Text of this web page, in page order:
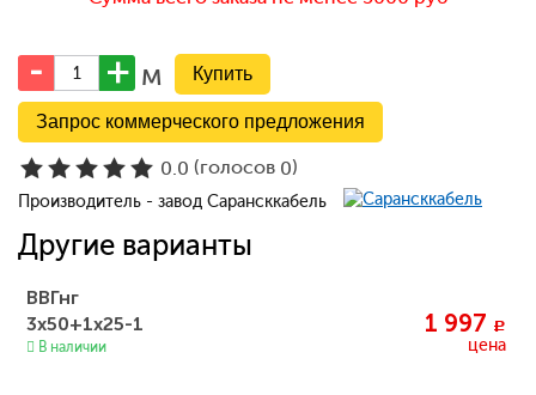
м
Запрос коммерческого предложения
0.0 (голосов 0)
Производитель - завод Сарансккабель
Другие варианты
ВВГнг
3х50+1х25-1
В наличии
1 997 c
цена